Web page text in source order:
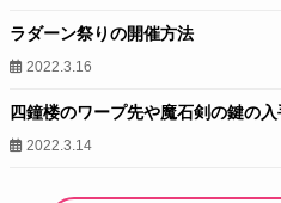
ラダーン祭りの開催方法
2022.3.16
四鐘楼のワープ先や魔石剣の鍵の
2022.3.14